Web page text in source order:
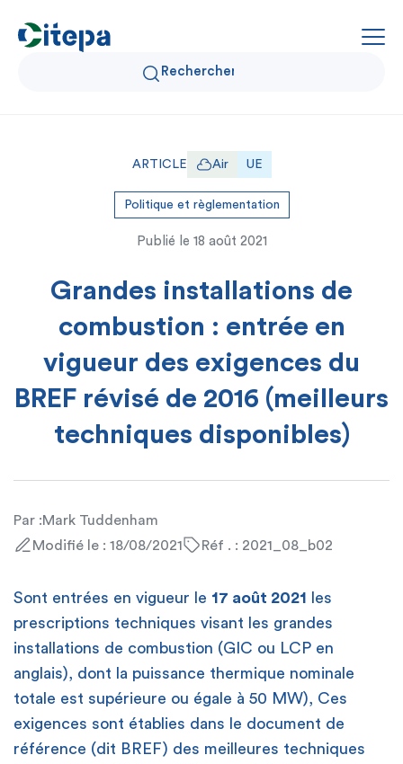
Qui sommes-nous ?
Données Air et Climat
Expertise et solutions
ARTICLE Air UE
Politique et règlementation
Publié le 18 août 2021
Grandes installations de
combustion : entrée en
vigueur des exigences du
BREF révisé de 2016 (meilleurs
techniques disponibles)
Par :Mark Tuddenham
Modifié le : 18/08/2021
Réf . : 2021_08_b02
Sont entrées en vigueur le 17 août 2021 les
prescriptions techniques visant les grandes
installations de combustion (GIC ou LCP en
anglais), dont la puissance thermique nominale
totale est supérieure ou égale à 50 MW), Ces
exigences sont établies dans le document de
référence (dit BREF) des meilleures techniques